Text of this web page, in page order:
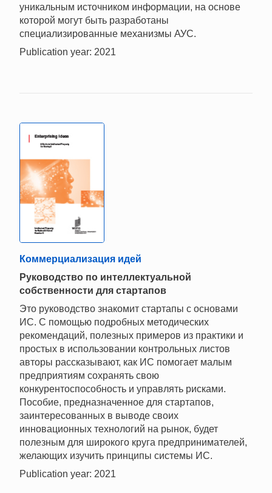
уникальным источником информации, на основе
которой могут быть разработаны
специализированные механизмы АУС.
Publication year: 2021
Коммерциализация идей
Руководство по интеллектуальной
собственности для стартапов
Это руководство знакомит стартапы с основами
ИС. С помощью подробных методических
рекомендаций, полезных примеров из практики и
простых в использовании контрольных листов
авторы рассказывают, как ИС помогает малым
предприятиям сохранять свою
конкурентоспособность и управлять рисками.
Пособие, предназначенное для стартапов,
заинтересованных в выводе своих
инновационных технологий на рынок, будет
полезным для широкого круга предпринимателей,
желающих изучить принципы системы ИС.
Publication year: 2021